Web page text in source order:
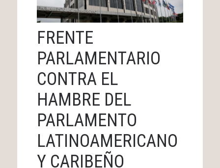
FRENTE
PARLAMENTARIO
CONTRA EL
HAMBRE DEL
PARLAMENTO
LATINOAMERICANO
Y CARIBEÑO